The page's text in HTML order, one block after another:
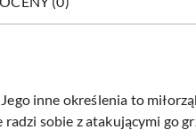
inne określenia to
sobie z atakującymi go